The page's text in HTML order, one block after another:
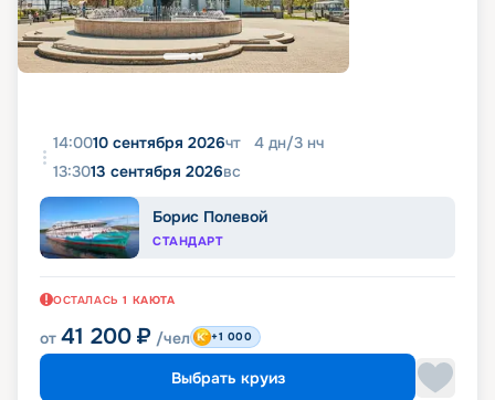
14:0010 сентября 2026чт 4 дн/3 нч
13:3013 сентября 2026вс
Борис Полевой
СТАНДАРТ
ОСТАЛАСЬ 1 КАЮТА
от 41 200 ₽ /чел +1 000
Выбрать круиз